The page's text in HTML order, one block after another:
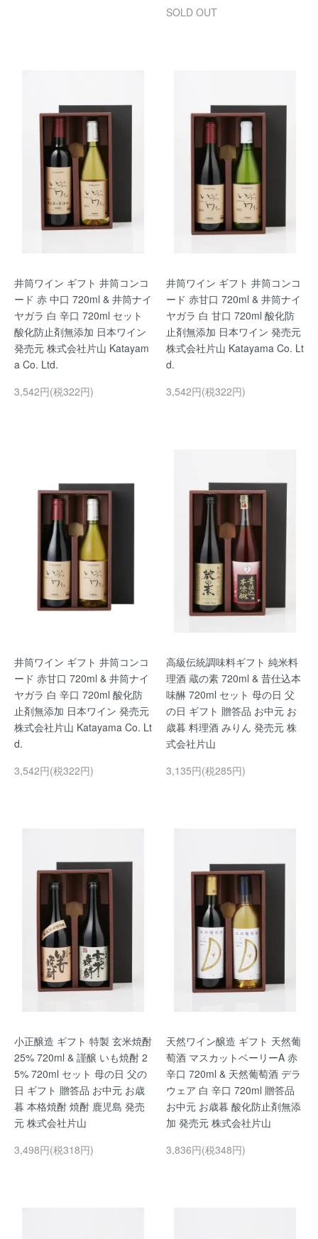
SOLD OUT
井筒ワイン ギフト 井筒コンコ
ード 赤 中口 720ml & 井筒ナイ
ヤガラ 白 辛口 720ml セット
酸化防止剤無添加 日本ワイン
発売元 株式会社片山 Katayam
a Co. Ltd.
3,542円(税322円)
井筒ワイン ギフト 井筒コンコ
ード 赤甘口 720ml & 井筒ナイ
ヤガラ 白 甘口 720ml 酸化防
止剤無添加 日本ワイン 発売元
株式会社片山 Katayama Co. Lt
d.
3,542円(税322円)
井筒ワイン ギフト 井筒コンコ
ード 赤甘口 720ml & 井筒ナイ
ヤガラ 白 辛口 720ml 酸化防
止剤無添加 日本ワイン 発売元
株式会社片山 Katayama Co. Lt
d.
3,542円(税322円)
高級伝統調味料ギフト 純米料
理酒 蔵の素 720ml & 昔仕込本
味醂 720ml セット 母の日 父
の日 ギフト 贈答品 お中元 お
歳暮 料理酒 みりん 発売元 株
式会社片山
3,135円(税285円)
小正醸造 ギフト 特製 玄米焼酎
25% 720ml & 謹醸 いも焼酎 2
5% 720ml セット 母の日 父の
日 ギフト 贈答品 お中元 お歳
暮 本格焼酎 焼酎 鹿児島 発売
元 株式会社片山
3,498円(税318円)
天然ワイン醸造 ギフト 天然葡
萄酒 マスカットベーリーA 赤
辛口 720ml & 天然葡萄酒 デラ
ウェア 白 辛口 720ml 贈答品
お中元 お歳暮 酸化防止剤無添
加 発売元 株式会社片山
3,836円(税348円)